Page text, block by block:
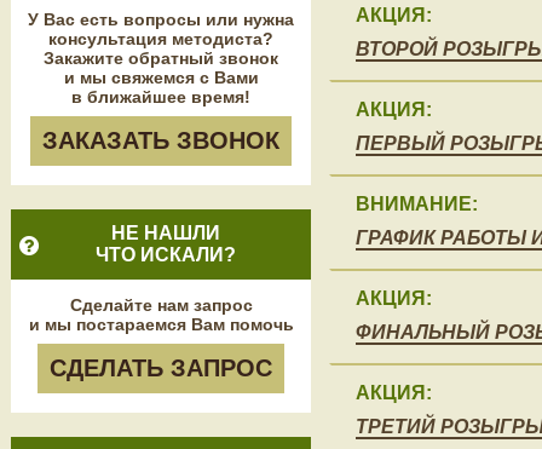
У Вас есть вопросы или нужна
консультация методиста?
Закажите обратный звонок
и мы свяжемся с Вами
в ближайшее время!
ЗАКАЗАТЬ ЗВОНОК
НЕ НАШЛИ
ЧТО ИСКАЛИ?
Сделайте нам запрос
и мы постараемся Вам помочь
СДЕЛАТЬ ЗАПРОС
АКЦИЯ:
ВТОРОЙ
АКЦИЯ:
ПЕРВЫЙ
ВНИМАНИЕ:
ГРАФИК РАБОТЫ
АКЦИЯ:
ФИНАЛЬНЫЙ
АКЦИЯ:
ТРЕТИЙ